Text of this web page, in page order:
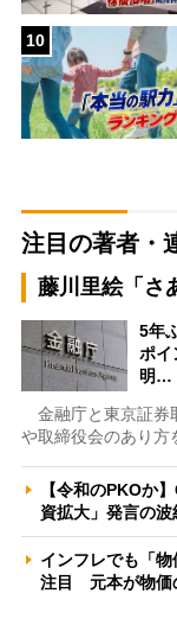
10
注目の著者・
藤川里絵「さ
5年
ポイ
明…
金融庁と東京証券
や取締役会のあり方
【令和のPKOか
資拡大」発言の
インフレでも「
注目 元本が物価